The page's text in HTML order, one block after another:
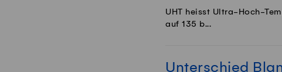
UHT heisst Ultra-Hoch-
auf 135 b...
Unterschied